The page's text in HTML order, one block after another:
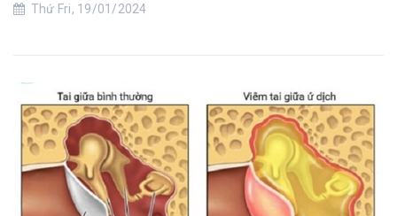
Thứ Fri, 19/01/2024